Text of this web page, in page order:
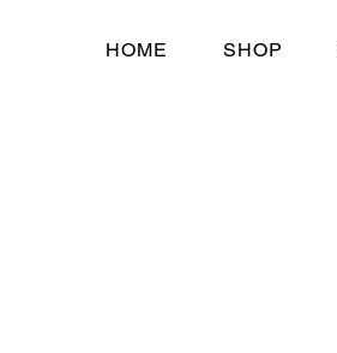
HOME SHOP
HOME SHOP